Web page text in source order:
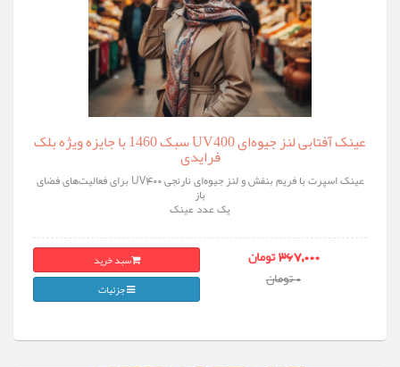
عینک آفتابی لنز جیوه‌ای UV400 سبک 1460 با جایزه ویژه بلک
فرایدی
عینک اسپرت با فریم بنفش و لنز جیوه‌ای نارنجی UV400 برای فعالیت‌های فضای
باز
یک عدد عینک
367,000 تومان
0 تومان
سبد خرید
جزئیات